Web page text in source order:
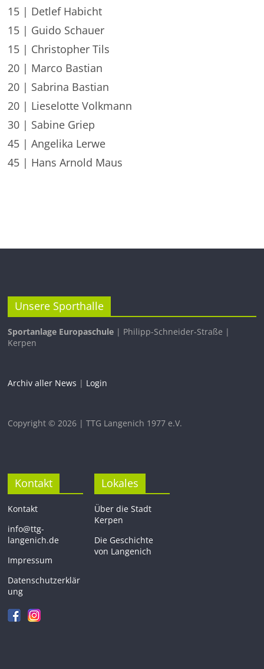
15 | Detlef Habicht
15 | Guido Schauer
15 | Christopher Tils
20 | Marco Bastian
20 | Sabrina Bastian
20 | Lieselotte Volkmann
30 | Sabine Griep
45 | Angelika Lerwe
45 | Hans Arnold Maus
Unsere Sporthalle
Sportanlage Europaschule | Philipp-Schneider-Straße |
Kerpen
Archiv aller News | Login
Copyright © 2026 | TTG Langenich 1977 e.V.
Kontakt
Kontakt
info@ttg-
langenich.de
Impressum
Datenschutzerklär
ung
Lokales
Über die Stadt
Kerpen
Die Geschichte
von Langenich